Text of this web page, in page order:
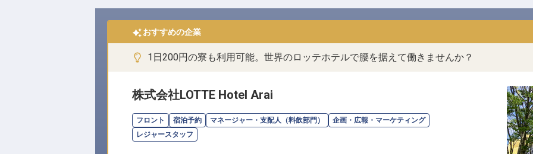
おすすめの企業
1日200円の寮も利用可能。世界のロッテホテルで腰を据えて働きませんか？
株式会社LOTTE Hotel Arai
フロント 宿泊予約 マネージャー・支配人（料飲部門）
企画・広報・マーケティング
レジャースタッフ